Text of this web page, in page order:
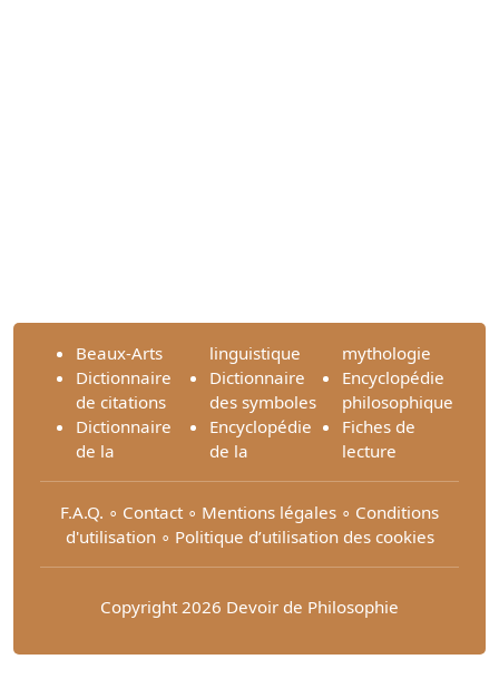
Beaux-Arts
Dictionnaire
de citations
Dictionnaire
de la
linguistique
Dictionnaire
des symboles
Encyclopédie
de la
mythologie
Encyclopédie
philosophique
Fiches de
lecture
F.A.Q. ∘ Contact ∘ Mentions légales ∘ Conditions
d'utilisation∘ Politique d’utilisation des cookies
Copyright 2026 Devoir de Philosophie